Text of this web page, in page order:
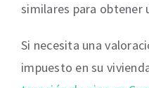
similares para obtener
Si necesita una
impuesto en su